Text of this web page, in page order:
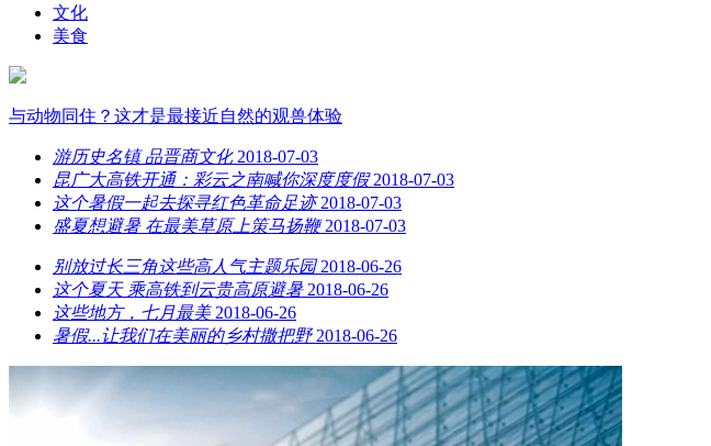
文化
美食
与动物同住？这才是最接近自然的观兽体验
游历史名镇 品晋商文化 2018-07-03
昆广大高铁开通：彩云之南喊你深度度假 2018-07-03
这个暑假一起去探寻红色革命足迹 2018-07-03
盛夏想避暑 在最美草原上策马扬鞭 2018-07-03
别放过长三角这些高人气主题乐园 2018-06-26
这个夏天 乘高铁到云贵高原避暑 2018-06-26
这些地方，七月最美 2018-06-26
暑假...让我们在美丽的乡村撒把野 2018-06-26